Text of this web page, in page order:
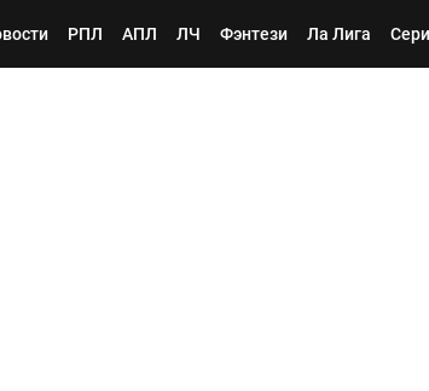
РПЛ АПЛ ЛЧ Фэнтези Ла Лига